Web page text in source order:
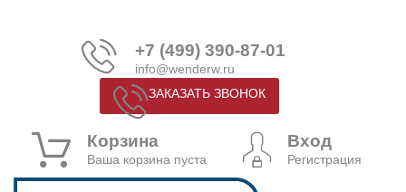
+7 (499) 390-87-01
info@wenderw.ru
ЗАКАЗАТЬ ЗВОНОК
Корзина
Ваша корзина пуста
Вход
Регистрация